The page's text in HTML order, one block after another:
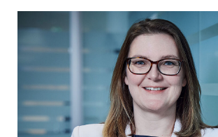
PAYBACK
Über dm
Pressekontakt